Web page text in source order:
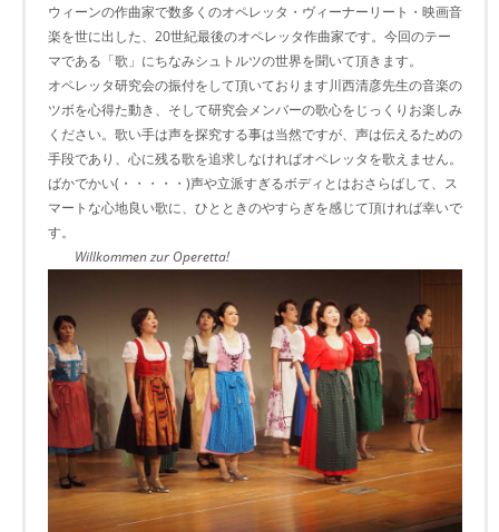
ウィーンの作曲家で数多くのオペレッタ・ヴィーナーリート・映画音
楽を世に出した、20世紀最後のオペレッタ作曲家です。今回のテー
マである「歌」にちなみシュトルツの世界を聞いて頂きます。
オペレッタ研究会の振付をして頂いております川西清彦先生の音楽の
ツボを心得た動き、そして研究会メンバーの歌心をじっくりお楽しみ
ください。歌い手は声を探究する事は当然ですが、声は伝えるための
手段であり、心に残る歌を追求しなければオペレッタを歌えません。
ばかでかい(・・・・・)声や立派すぎるボディとはおさらばして、ス
マートな心地良い歌に、ひとときのやすらぎを感じて頂ければ幸いで
す。
Willkommen zur Operetta!